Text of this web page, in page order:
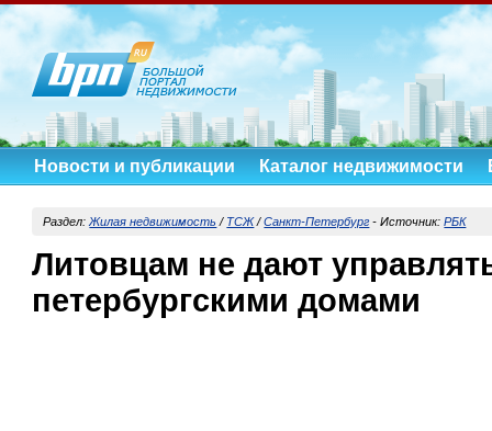
Новости и публикации Каталог недвижимости
Раздел:Жилая недвижимость / ТСЖ/Санкт-Петербург-Источник:РБК
Литовцам не дают
петербургскими домами